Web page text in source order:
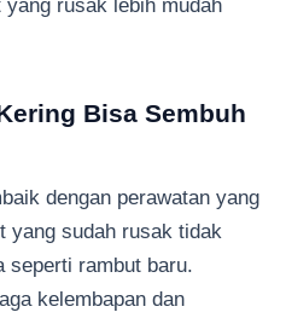
yang rusak lebih mudah
Bisa Sembuh
dengan perawatan yang
yang sudah rusak tidak
seperti rambut baru.
kelembapan dan